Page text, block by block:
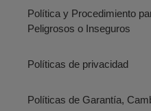
Política y Procedimiento
Peligrosos o Inseguros
Políticas de privacidad
Políticas de Garantía,